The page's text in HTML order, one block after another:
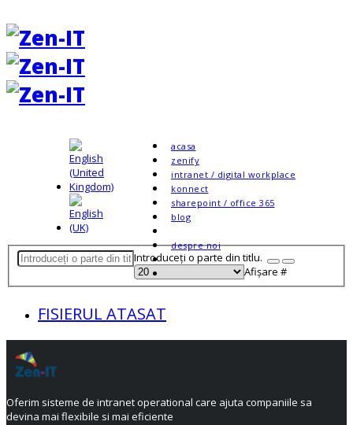
acasa
zenify
intranet / digital workplace
konnect
sharepoint / office 365
blog
despre noi
Introduceți o parte din titlu.
Afișare #
FISIERUL ATASAT
Oferim sisteme de intranet operational care ajuta companiile sa
devina mai flexibile si mai eficiente